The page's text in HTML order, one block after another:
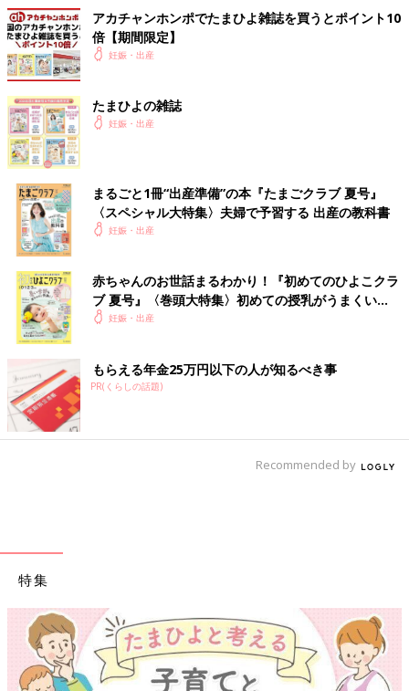
アカチャンホンポでたまひよ雑誌を買うとポイント10
倍【期間限定】
妊娠・出産
たまひよの雑誌
妊娠・出産
まるごと1冊“出産準備”の本『たまごクラブ 夏号』
〈スペシャル大特集〉夫婦で予習する 出産の教科書
妊娠・出産
赤ちゃんのお世話まるわかり！『初めてのひよこクラ
ブ 夏号』〈巻頭大特集〉初めての授乳がうまくい
く！ おっぱい・ミルクの基本と夏のトラブル 解決テ
妊娠・出産
もらえる年金25万円以下の人が知るべき事
PR(くらしの話題)
Recommended by
特集